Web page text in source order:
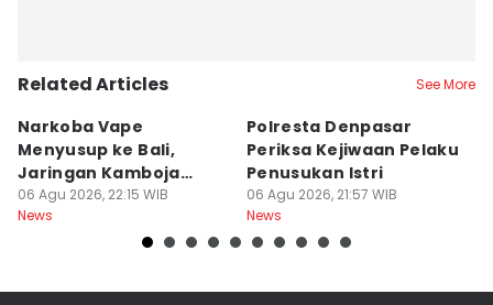
Related Articles See More
Narkoba Vape
Menyusup ke Bali,
Jaringan Kamboja
Terbongkar
06 Agu 2026, 22:15 WIB
News
Polresta Denpasar
Periksa Kejiwaan Pelaku
Penusukan Istri
06 Agu 2026, 21:57 WIB
News